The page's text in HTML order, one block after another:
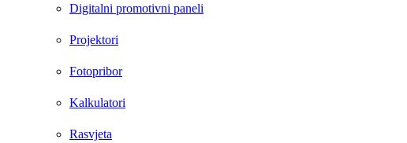
Digitalni promotivni paneli
Projektori
Fotopribor
Kalkulatori
Rasvjeta